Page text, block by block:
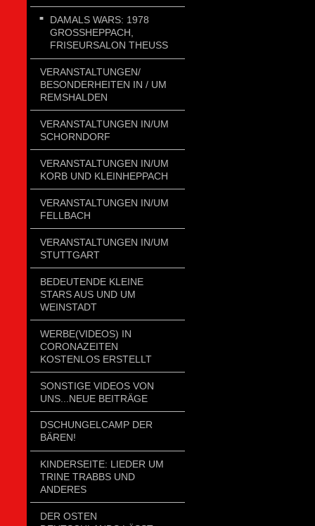
DAMALS WARS: 1978
GROSSHEPPACH, F
RISEURSALON THEUSS
VERANSTALTUNGEN/
BESONDERHEITEN IN / UM
REMSHALDEN
VERANSTALTUNGEN IN/UM
SCHORNDORF
VERANSTALTUNGEN IN/UM
KORB UND KLEINHEPPACH
VERANSTALTUNGEN IN/UM
FELLBACH
VERANSTALTUNGEN IN/UM
STUTTGART
BEDEUTENDE KLEINE
STARS AUS UND UM
WEINSTADT
WERBE(VIDEOS) IN
CORONAZEITEN
KOSTENLOS ERSTELLT
SONSTIGE VIDEOS VON
UNS...NEUE BEITRÄGE
DSCHUNGELCAMP DER
BÄREN!
KINDERSEITE: LIEDER UM
TRINE TRABBS UND
ANDERES
DER OSTEN